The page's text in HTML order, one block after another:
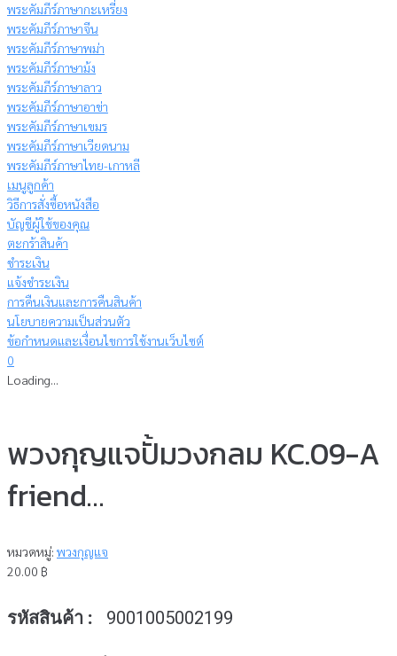
พระคัมภีร์ภาษากะเหรี่ยง
พระคัมภีร์ภาษาจีน
พระคัมภีร์ภาษาพม่า
พระคัมภีร์ภาษาม้ง
พระคัมภีร์ภาษาลาว
พระคัมภีร์ภาษาอาข่า
พระคัมภีร์ภาษาเขมร
พระคัมภีร์ภาษาเวียดนาม
พระคัมภีร์ภาษาไทย-เกาหลี
เมนูลูกค้า
วิธีการสั่งซื้อหนังสือ
บัญชีผู้ใช้ของคุณ
ตะกร้าสินค้า
ชำระเงิน
แจ้งชำระเงิน
การคืนเงินและการคืนสินค้า
นโยบายความเป็นส่วนตัว
ข้อกำหนดและเงื่อนไขการใช้งานเว็บไซต์
0
Loading...
พวงกุญแจปั้มวงกลม KC.09-A
friend…
หมวดหมู่: พวงกุญแจ
20.00 ฿
รหัสสินค้า : 9001005002199